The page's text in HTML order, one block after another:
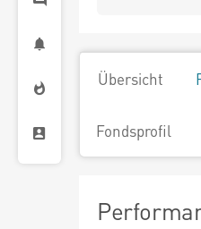
Übersicht
Fondsprofil